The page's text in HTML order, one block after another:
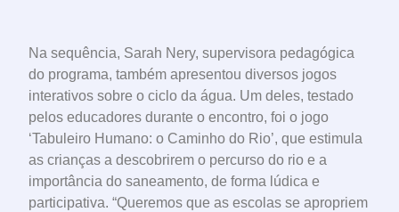
Na sequência, Sarah Nery, supervisora pedagógica
do programa, também apresentou diversos jogos
interativos sobre o ciclo da água. Um deles, testado
pelos educadores durante o encontro, foi o jogo
‘Tabuleiro Humano: o Caminho do Rio’, que estimula
as crianças a descobrirem o percurso do rio e a
importância do saneamento, de forma lúdica e
participativa. “Queremos que as escolas se apropriem